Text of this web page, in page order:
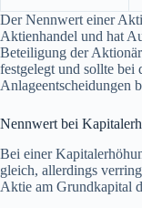
Der Nennwert einer
Aktienhandel und hat
Beteiligung der
festgelegt und sollte bei
Anlageentscheidungen
Nennwert bei
Bei einer
gleich, allerdings
Aktie am Grundkapital